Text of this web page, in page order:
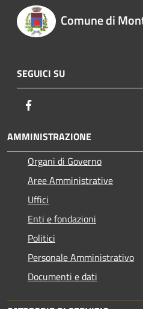
Comune di
SEGUICI SU
AMMINISTRAZIONE
Organi di Governo
Aree Amministrative
Uffici
Enti e fondazioni
Politici
Personale Amministrativo
Documenti e dati